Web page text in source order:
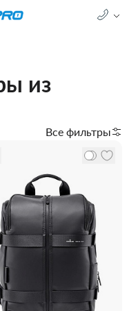
из
Все фильтры